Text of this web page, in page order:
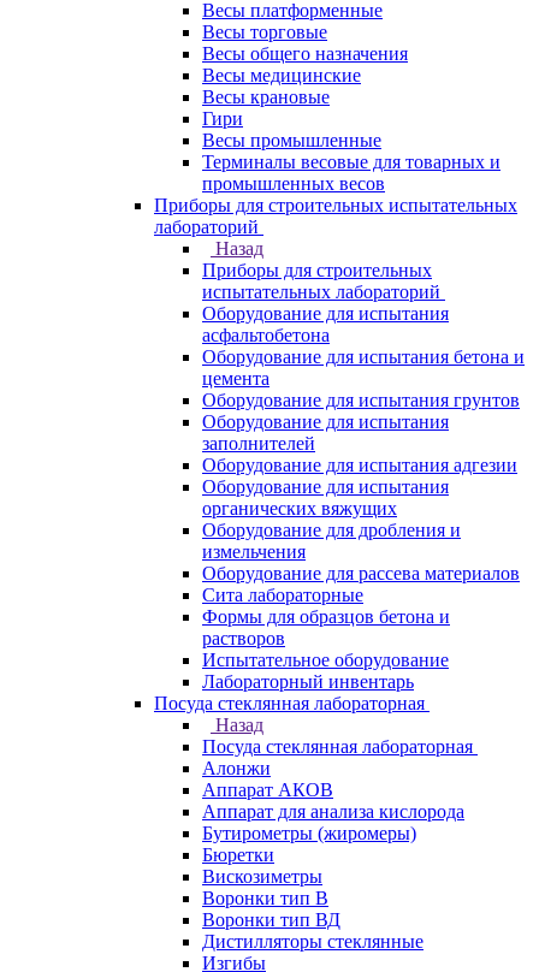
Весы платформенные
Весы торговые
Весы общего назначения
Весы медицинские
Весы крановые
Гири
Весы промышленные
Терминалы весовые для товарных и
промышленных весов
Приборы для строительных испытательных
лабораторий
Назад
Приборы для строительных
испытательных лабораторий
Оборудование для испытания
асфальтобетона
Оборудование для испытания бетона и
цемента
Оборудование для испытания грунтов
Оборудование для испытания
заполнителей
Оборудование для испытания адгезии
Оборудование для испытания
органических вяжущих
Оборудование для дробления и
измельчения
Оборудование для рассева материалов
Сита лабораторные
Формы для образцов бетона и
растворов
Испытательное оборудование
Лабораторный инвентарь
Посуда стеклянная лабораторная
Назад
Посуда стеклянная лабораторная
Алонжи
Аппарат АКОВ
Аппарат для анализа кислорода
Бутирометры (жиромеры)
Бюретки
Вискозиметры
Воронки тип В
Воронки тип ВД
Дистилляторы стеклянные
Изгибы